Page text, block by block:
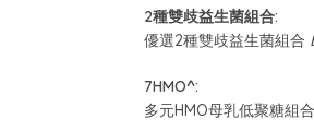
2種雙歧益生菌組合:
優選2種雙歧益生菌組合
7HMO^:
多元HMO母乳低聚糖組